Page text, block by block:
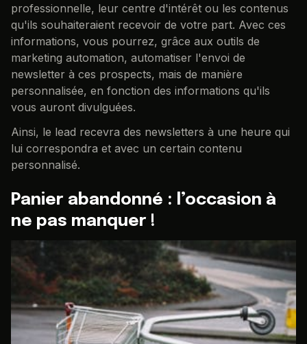
professionnelle, leur centre d'intérêt ou les contenus
qu'ils souhaiteraient recevoir de votre part. Avec ces
informations, vous pourrez, grâce aux outils de
marketing automation, automatiser l'envoi de
newsletter à ces prospects, mais de manière
personnalisée, en fonction des informations qu'ils
vous auront divulguées.
Ainsi, le lead recevra des newsletters à une heure qui
lui correspondra et avec un certain contenu
personnalisé.
Panier abandonné : l’occasion à
ne pas manquer !